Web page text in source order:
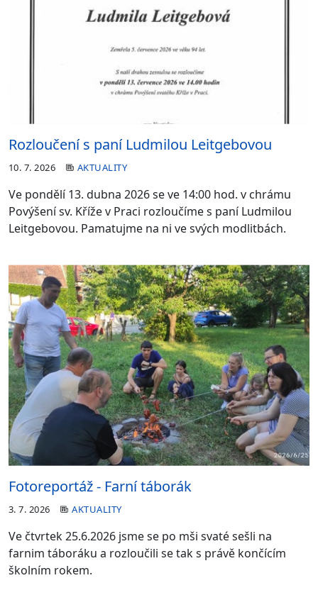
Rozloučení s paní Ludmilou Leitgebovou
10. 7. 2026 AKTUALITY
Ve pondělí 13. dubna 2026 se ve 14:00 hod. v chrámu
Povýšení sv. Kříže v Praci rozloučíme s paní Ludmilou
Leitgebovou. Pamatujme na ni ve svých modlitbách.
Fotoreportáž - Farní táborák
3. 7. 2026 AKTUALITY
Ve čtvrtek 25.6.2026 jsme se po mši svaté sešli na
farnim táboráku a rozloučili se tak s právě končícím
školním rokem.